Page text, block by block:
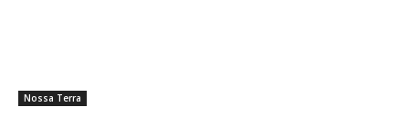
Nossa Terra